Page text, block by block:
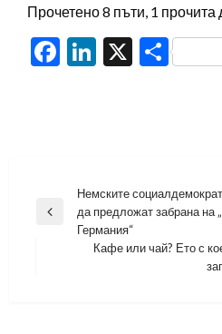
Прочетено 8 пъти, 1 прочита
Facebook
LinkedIn
X
Навигация
Previous
Немските
да предложат забрана на
Германия“
Кафе или чай? Ето с